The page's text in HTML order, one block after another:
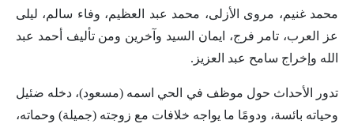
محمد غنيم، مروى الأزلى، محمد عبد العظيم، وفاء سالم، ليلى
عز العرب، تامر فرج، ايمان السيد وآخرين ومن تأليف أحمد عبد
الله وإخراج سامح عبد العزيز.
تدور الأحداث حول موظف في الحي اسمه (مسعود)، دخله ضئيل
وحياته بائسة، ودومًا ما يواجه خلافات مع زوجته (جميلة) وحماته،